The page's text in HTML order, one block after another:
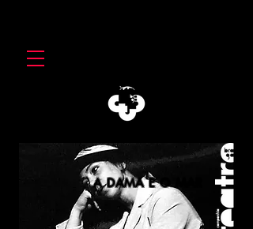
A DAMA E O MAR